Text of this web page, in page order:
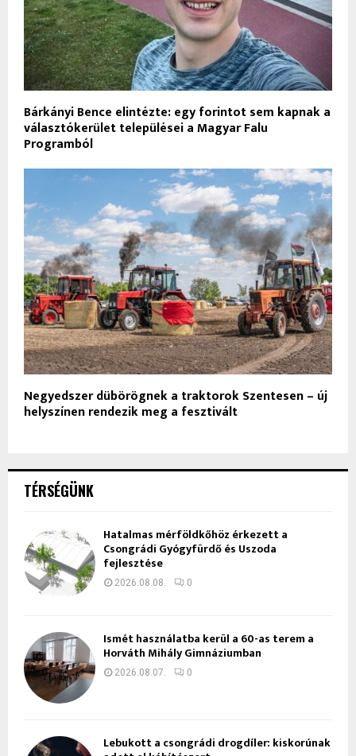
Bárkányi Bence elintézte: egy forintot sem kapnak a
választókerület települései a Magyar Falu
Programból
Negyedszer dübörögnek a traktorok Szentesen – új
helyszínen rendezik meg a fesztivált
TÉRSÉGÜNK
Hatalmas mérföldkőhöz érkezett a
Csongrádi Gyógyfürdő és Uszoda
fejlesztése
2026.08.08. 0
Ismét használatba kerül a 60-as terem a
Horváth Mihály Gimnáziumban
2026.08.07. 0
Lebukott a csongrádi drogdíler: kiskorúnak